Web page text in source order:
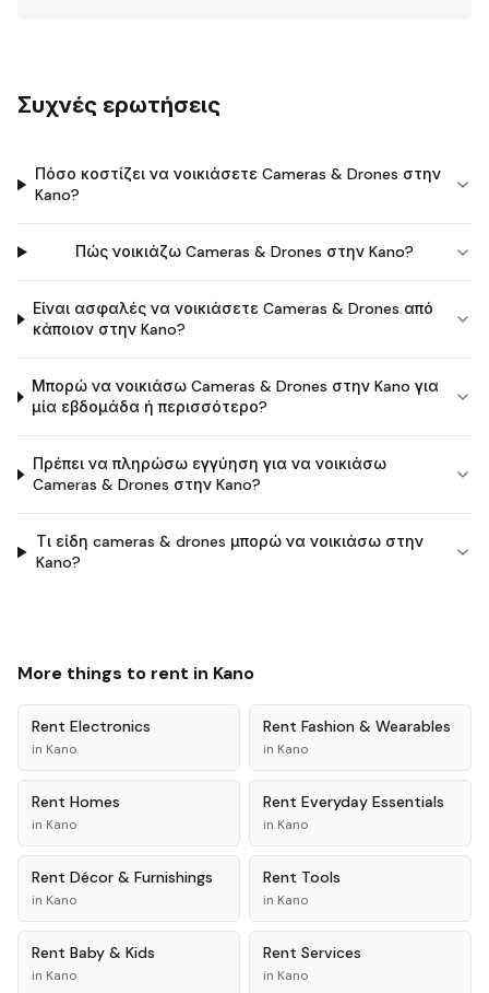
Συχνές ερωτήσεις
Πόσο κοστίζει να νοικιάσετε Cameras & Drones στην
Kano?
Πώς νοικιάζω Cameras & Drones στην Kano?
Είναι ασφαλές να νοικιάσετε Cameras & Drones από
κάποιον στην Kano?
Μπορώ να νοικιάσω Cameras & Drones στην Kano για
μία εβδομάδα ή περισσότερο?
Πρέπει να πληρώσω εγγύηση για να νοικιάσω
Cameras & Drones στην Kano?
Τι είδη cameras & drones μπορώ να νοικιάσω στην
Kano?
More things to rent in Kano
Rent Electronics
in Kano
Rent Fashion & Wearables
in Kano
Rent Homes
in Kano
Rent Everyday Essentials
in Kano
Rent Décor & Furnishings
in Kano
Rent Tools
in Kano
Rent Baby & Kids
in Kano
Rent Services
in Kano